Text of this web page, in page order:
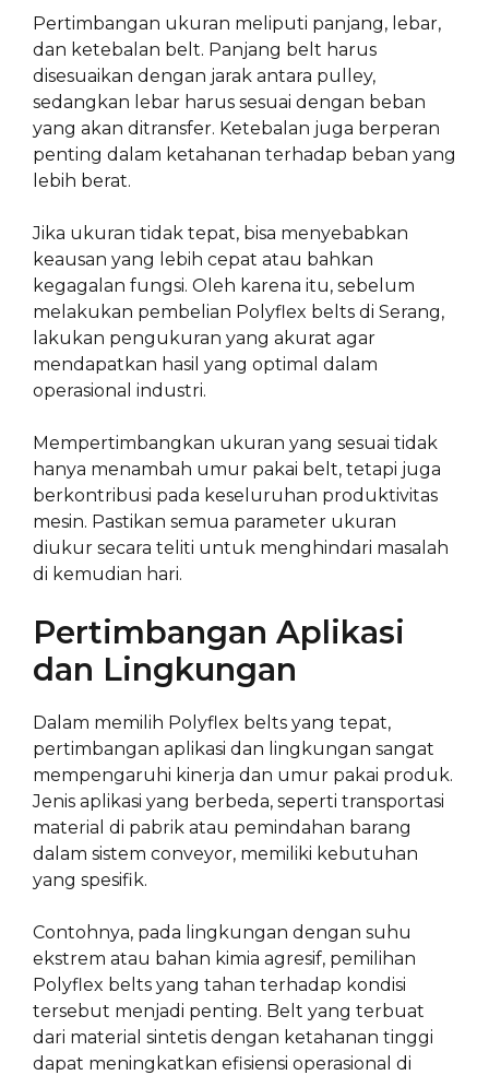
Pertimbangan ukuran meliputi panjang, lebar,
dan ketebalan belt. Panjang belt harus
disesuaikan dengan jarak antara pulley,
sedangkan lebar harus sesuai dengan beban
yang akan ditransfer. Ketebalan juga berperan
penting dalam ketahanan terhadap beban yang
lebih berat.
Jika ukuran tidak tepat, bisa menyebabkan
keausan yang lebih cepat atau bahkan
kegagalan fungsi. Oleh karena itu, sebelum
melakukan pembelian Polyflex belts di Serang,
lakukan pengukuran yang akurat agar
mendapatkan hasil yang optimal dalam
operasional industri.
Mempertimbangkan ukuran yang sesuai tidak
hanya menambah umur pakai belt, tetapi juga
berkontribusi pada keseluruhan produktivitas
mesin. Pastikan semua parameter ukuran
diukur secara teliti untuk menghindari masalah
di kemudian hari.
Pertimbangan Aplikasi
dan Lingkungan
Dalam memilih Polyflex belts yang tepat,
pertimbangan aplikasi dan lingkungan sangat
mempengaruhi kinerja dan umur pakai produk.
Jenis aplikasi yang berbeda, seperti transportasi
material di pabrik atau pemindahan barang
dalam sistem conveyor, memiliki kebutuhan
yang spesifik.
Contohnya, pada lingkungan dengan suhu
ekstrem atau bahan kimia agresif, pemilihan
Polyflex belts yang tahan terhadap kondisi
tersebut menjadi penting. Belt yang terbuat
dari material sintetis dengan ketahanan tinggi
dapat meningkatkan efisiensi operasional di